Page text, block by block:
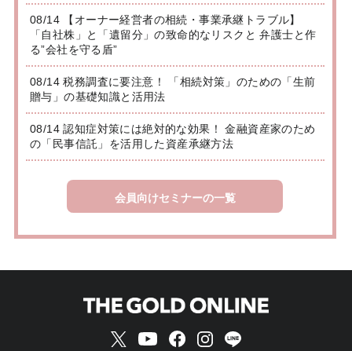
08/14 【オーナー経営者の相続・事業承継トラブル】
「自社株」と「遺留分」の致命的なリスクと 弁護士と作
る”会社を守る盾”
08/14 税務調査に要注意！ 「相続対策」のための「生前
贈与」の基礎知識と活用法
08/14 認知症対策には絶対的な効果！ 金融資産家のため
の「民事信託」を活用した資産承継方法
会員向けセミナーの一覧